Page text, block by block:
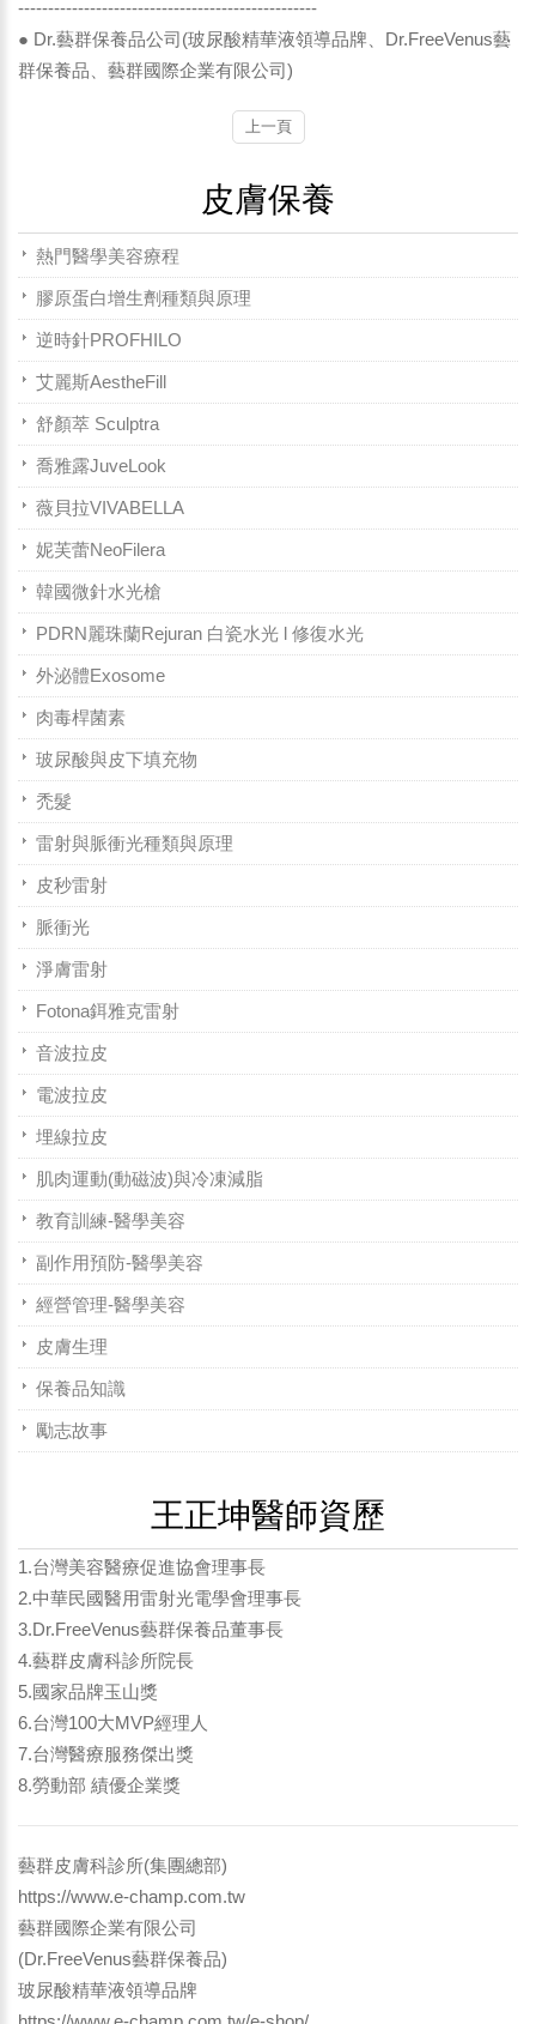
--------------------------------------------------
● Dr.藝群保養品公司(玻尿酸精華液領導品牌、Dr.FreeVenus藝
群保養品、藝群國際企業有限公司)
上一頁
皮膚保養
熱門醫學美容療程
膠原蛋白增生劑種類與原理
逆時針PROFHILO
艾麗斯AestheFill
舒顏萃 Sculptra
喬雅露JuveLook
薇貝拉VIVABELLA
妮芙蕾NeoFilera
韓國微針水光槍
PDRN麗珠蘭Rejuran 白瓷水光 l 修復水光
外泌體Exosome
肉毒桿菌素
玻尿酸與皮下填充物
禿髮
雷射與脈衝光種類與原理
皮秒雷射
脈衝光
淨膚雷射
Fotona鉺雅克雷射
音波拉皮
電波拉皮
埋線拉皮
肌肉運動(動磁波)與冷凍減脂
教育訓練-醫學美容
副作用預防-醫學美容
經營管理-醫學美容
皮膚生理
保養品知識
勵志故事
王正坤醫師資歷
1.台灣美容醫療促進協會理事長
2.中華民國醫用雷射光電學會理事長
3.Dr.FreeVenus藝群保養品董事長
4.藝群皮膚科診所院長
5.國家品牌玉山獎
6.台灣100大MVP經理人
7.台灣醫療服務傑出獎
8.勞動部 績優企業獎
藝群皮膚科診所(集團總部)
https://www.e-champ.com.tw
藝群國際企業有限公司
(Dr.FreeVenus藝群保養品)
玻尿酸精華液領導品牌